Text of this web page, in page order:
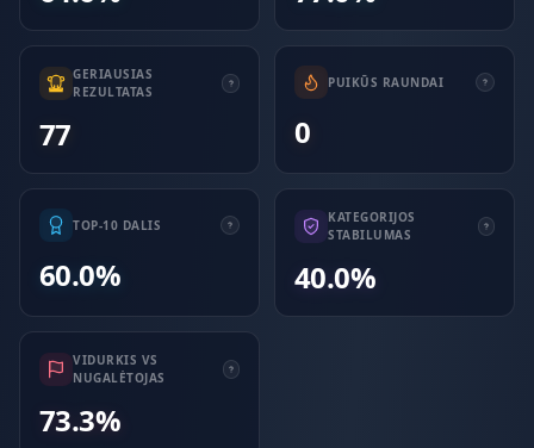
GERIAUSIAS
REZULTATAS
77
PUIKŪS RAUNDAI
0
TOP-10 DALIS
60.0%
KATEGORIJOS
STABILUMAS
40.0%
VIDURKIS VS
NUGALĖTOJAS
73.3%